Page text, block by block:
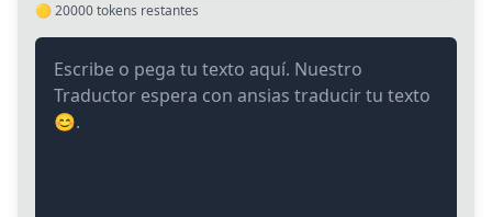
🟡 20000tokens restantes